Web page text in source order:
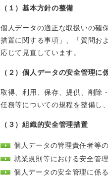
（１）基本方針の整備
個人データの適正な取扱いの確
措置に関する事項」、「質問お
応じて見直しています。
（２）個人データの安全管理に
取得、利用、保存、提供、削除
任務等についての規程を整備し
（３）組織的安全管理措置
個人データの管理責任者等
就業規則等における安全管
個人データの安全管理に係